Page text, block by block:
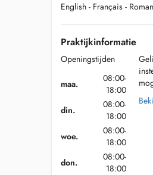
English - Français -
Praktijkinformatie
Openingstijden
maa.
08:00-
18:00
din.
08:00-
18:00
woe.
08:00-
18:00
don.
08:00-
18:00